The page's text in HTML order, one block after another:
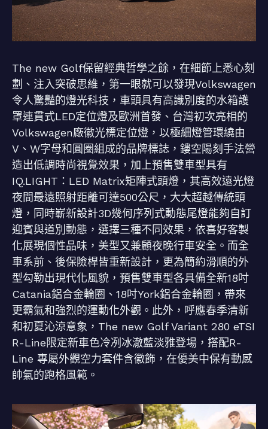
The new Golf保留經典哲學之餘，在細節上悉心刻
劃、注入突破思維，第一眼就可以發現Volkswagen
令人驚豔的燈光科技，車頭具有高識別度的水箱護
罩連貫式LED定位燈及歐洲首發、台灣初次亮相的
Volkswagen廠徽光標定位燈，以極細燈管環繞由
V、W字母和圓圈組成的品牌標誌，鏤空陽刻手法營
造出低調時尚視覺效果，加上預售雙車型具有
IQ.LIGHT：LED Matrix矩陣式頭燈，其高效遠光燈
夜間最遠照射距離可達500公尺，大大超越傳統頭
燈，同時嶄新設計3D幾何序列式動態尾燈能夠自訂
迎賓與道別動態，選擇三種不同效果，依喜好客製
化展現個性品味，美型又兼顧夜晚行車安全。而全
車系前、後保險桿皆重新設計，更為簡約滑順的外
型勾勒出現代化風貌，預售雙車型各具備全新18吋
Catania鋁合金輪圈、18吋York鋁合金輪圈，帶來
更霸氣和強烈的運動化外觀。此外，呼應春季清新
和初夏沁涼意象，The new Golf Variant 280 eTSI
R-Line限定新車色冷冽冰澈藍淡雅登場，搭配R-
Line 專屬外觀空力套件含徽飾，在優美中保有動感
帥氣的跑格風範。